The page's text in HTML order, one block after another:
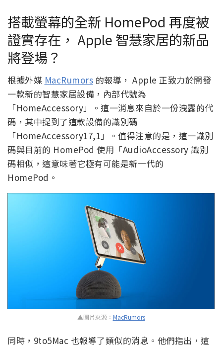
搭載螢幕的全新 HomePod 再度被
證實存在， Apple 智慧家居的新品
將登場？
根據外媒 MacRumors 的報導， Apple 正致力於開發
一款新的智慧家居設備，內部代號為
「HomeAccessory」。這一消息來自於一份洩露的代
碼，其中提到了這款設備的識別碼
「HomeAccessory17,1」。值得注意的是，這一識別
碼與目前的 HomePod 使用「AudioAccessory 識別
碼相似，這意味著它極有可能是新一代的
HomePod。
▲圖片來源： MacRumors
同時，9to5Mac 也報導了類似的消息。他們指出，這